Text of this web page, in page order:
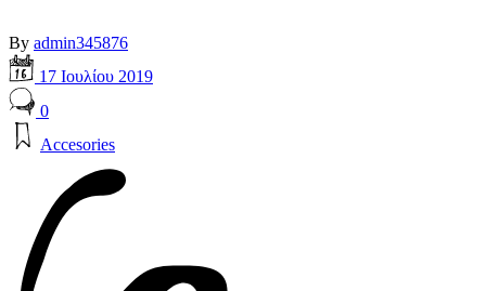
By admin345876
17 Ιουλίου 2019
0
Accesories